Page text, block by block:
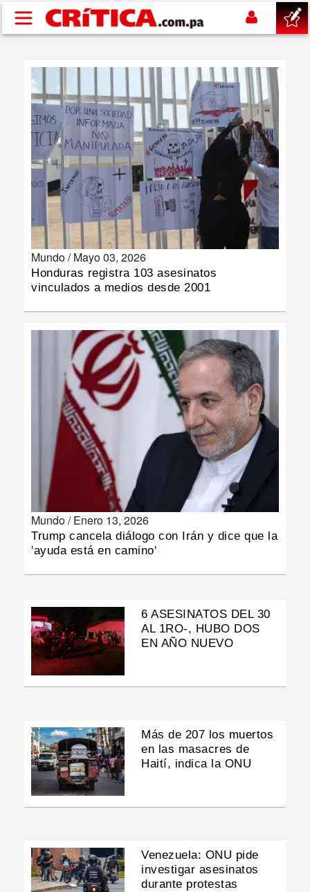
Pasar al contenido principal
SUCESOS
NACIONAL
POLÍTICA
SHOW
DEPORTES
MULTIMEDIA
Mundo /Mayo 03, 2026
Honduras registra 103 asesinatos
vinculados a medios desde 2001
Mundo /Enero 13, 2026
Trump cancela diálogo con Irán y dice que la
'ayuda está en camino'
6 ASESINATOS DEL 30
AL 1RO-, HUBO DOS
EN AÑO NUEVO
Más de 207 los muertos
en las masacres de
Haití, indica la ONU
Venezuela: ONU pide
investigar asesinatos
durante protestas